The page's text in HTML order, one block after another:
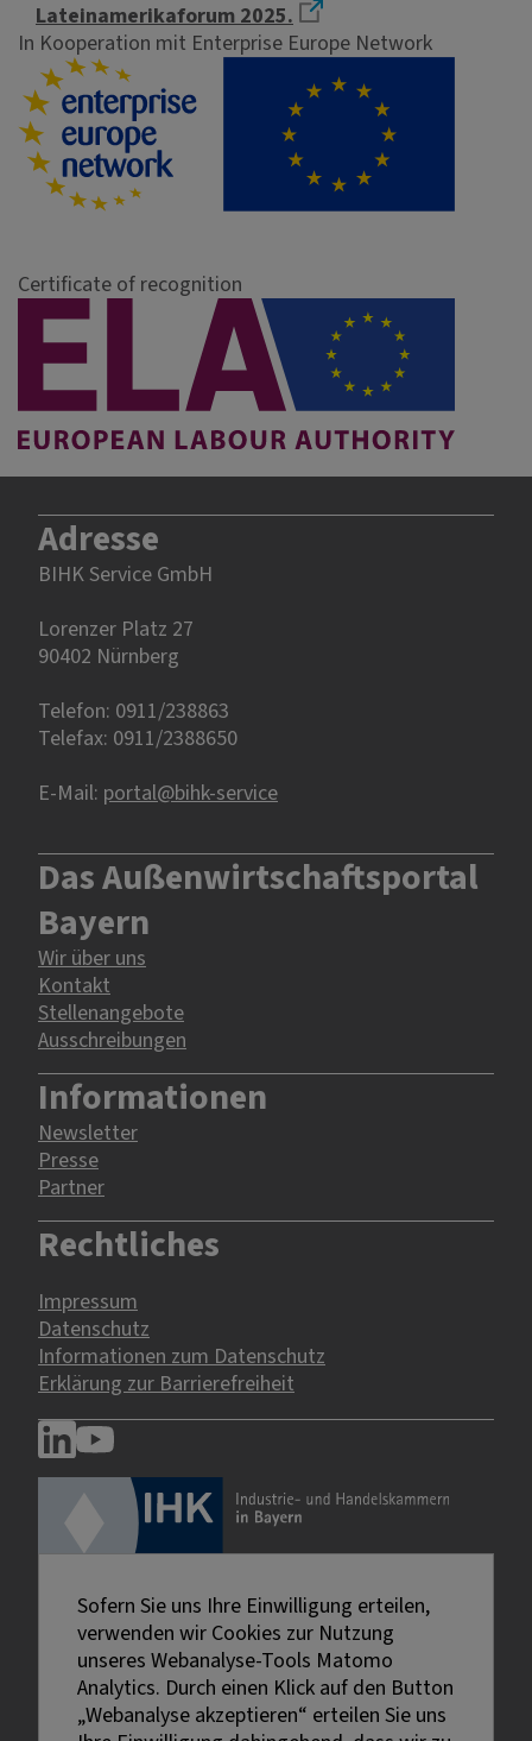
Lateinamerikaforum 2025.
In Kooperation mit Enterprise Europe Network
Certificate of recognition
Adresse
BIHK Service GmbH
Lorenzer Platz 27
90402 Nürnberg‎‎
Telefon: 0911/238863
Telefax: 0911/2388650
E-Mail: portal@bihk-service
Das Außenwirtschaftsportal
Bayern
Wir über uns
Kontakt
Stellenangebote
Ausschreibungen
Informationen
Newsletter
Presse
Partner
Rechtliches
Impressum
Datenschutz
Informationen zum Datenschutz
Erklärung zur Barrierefreiheit
Sofern Sie uns Ihre Einwilligung erteilen,
verwenden wir Cookies zur Nutzung
unseres Webanalyse-Tools Matomo
Analytics. Durch einen Klick auf den Button
„Webanalyse akzeptieren“ erteilen Sie uns